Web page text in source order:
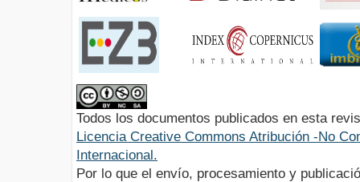
Todos los documentos publicados en esta
Licencia Creative Commons Atribución -No
Internacional.
Por lo que el envío, procesamiento y